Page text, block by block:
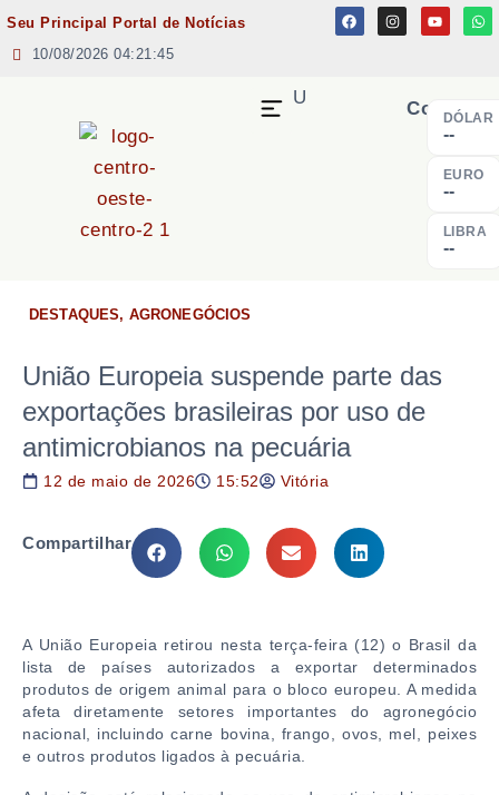
Seu Principal Portal de Notícias
10/08/2026 04:21:45
Cotação
DÓLAR
--
EURO
--
LIBRA
--
MENU
DESTAQUES, AGRONEGÓCIOS
União Europeia suspende parte das
exportações brasileiras por uso de
antimicrobianos na pecuária
12 de maio de 2026 15:52 Vitória
Compartilhar
A União Europeia retirou nesta terça-feira (12) o Brasil da
lista de países autorizados a exportar determinados
produtos de origem animal para o bloco europeu. A medida
afeta diretamente setores importantes do agronegócio
nacional, incluindo carne bovina, frango, ovos, mel, peixes
e outros produtos ligados à pecuária.